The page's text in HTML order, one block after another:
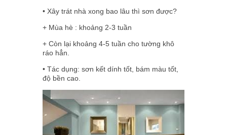
• Xây trát nhà xong bao lâu thì sơn được?
+ Mùa hè : khoảng 2-3 tuần
+ Còn lại khoảng 4-5 tuần cho tường khô
ráo hẳn.
• Tác dụng: sơn kết dính tốt, bám màu tốt,
độ bền cao.